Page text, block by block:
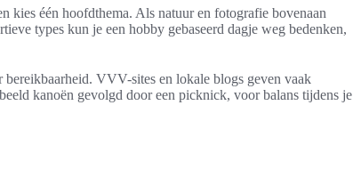
kies één hoofdthema. Als natuur en fotografie bovenaan
types kun je een hobby gebaseerd dagje weg bedenken,
VVV-sites en lokale blogs geven vaak
kanoën gevolgd door een picknick, voor balans tijdens je